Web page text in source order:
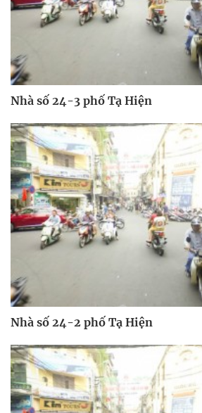
Nhà số 24-3 phố Tạ Hiện
Nhà số 24-2 phố Tạ Hiện